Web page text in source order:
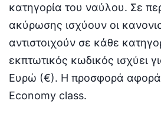
κατηγορία του ναύλου. Σε
ακύρωσης ισχύουν οι
αντιστοιχούν σε κάθε
εκπτωτικός κωδικός ισχύει
Ευρώ (€). Η προσφορά
Economy class.